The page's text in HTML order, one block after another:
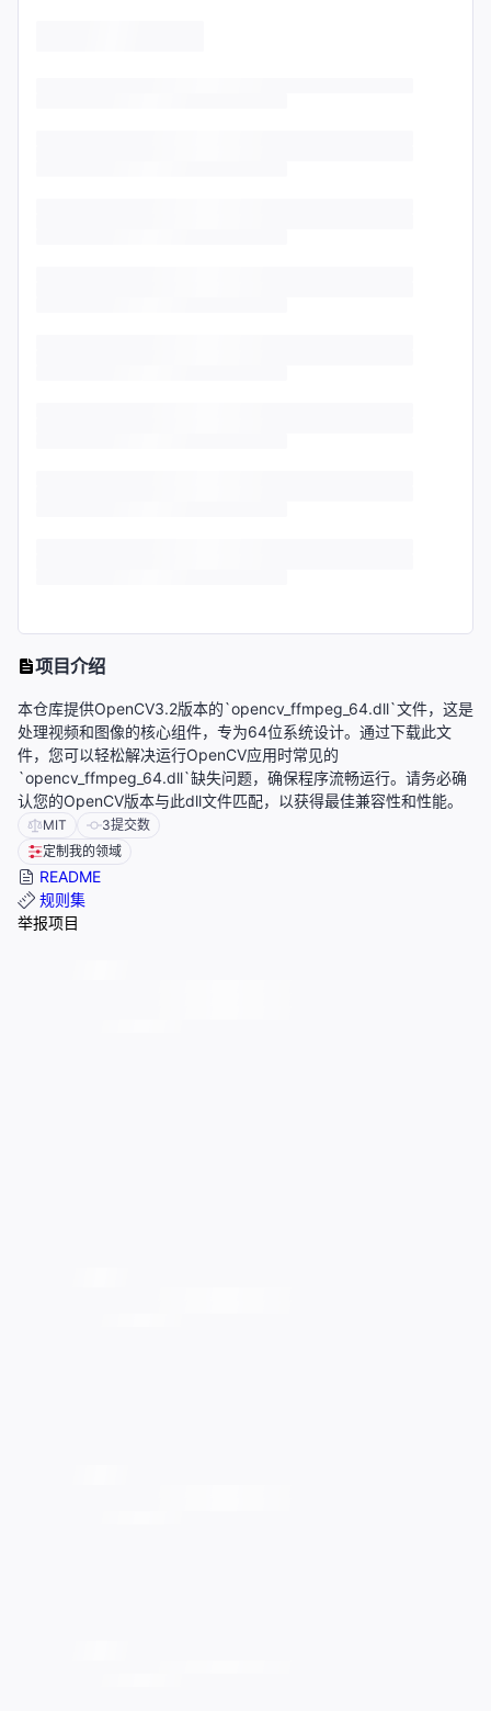
项目介绍
本仓库提供OpenCV3.2版本的`opencv_ffmpeg_64.dll`文件，这是
处理视频和图像的核心组件，专为64位系统设计。通过下载此文
件，您可以轻松解决运行OpenCV应用时常见的
`opencv_ffmpeg_64.dll`缺失问题，确保程序流畅运行。请务必确
认您的OpenCV版本与此dll文件匹配，以获得最佳兼容性和性能。
MIT 3提交数
定制我的领域
README
规则集
举报项目